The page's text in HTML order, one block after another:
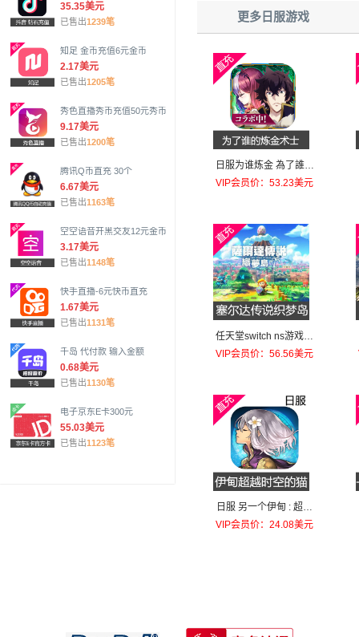
35.35美元
已售出1239笔
知足 金币充值6元金币
2.17美元
已售出1205笔
秀色直播秀币充值50元秀币
9.17美元
已售出1200笔
腾讯Q币直充 30个
6.67美元
已售出1163笔
空空语音开黑交友12元金币
3.17美元
已售出1148笔
快手直播-6元快币直充
1.67美元
已售出1131笔
千岛 代付款 输入金额
0.68美元
已售出1130笔
电子京东E卡300元
55.03美元
已售出1123笔
更多日服游戏
日服为谁炼金 為了誰的
(为了他人)鍊金術師士2
VIP会员价：53.23美元
任天堂switch ns游戏塞
尔达传说 织梦岛 梦见岛
VIP会员价：56.56美元
日服 另一个伊甸 : 超越
时空的猫 AnotherEden
VIP会员价：24.08美元